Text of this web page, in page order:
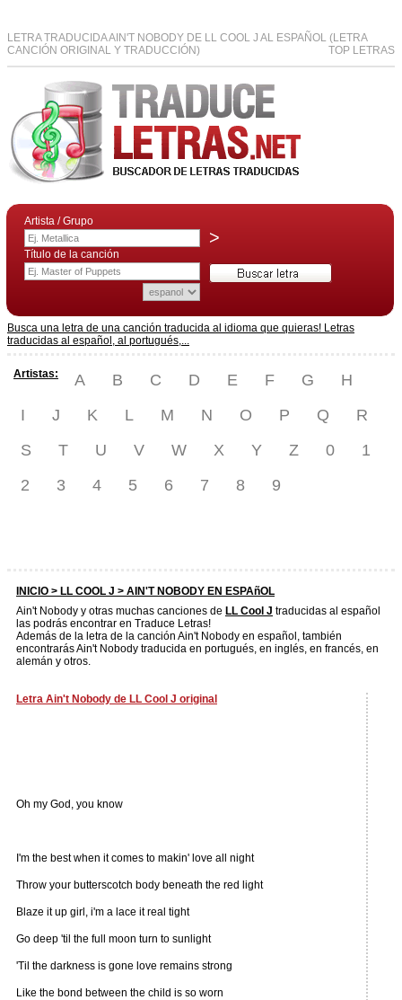
LETRA TRADUCIDA AIN'T NOBODY DE LL COOL J AL ESPAÑOL (LETRA
CANCIÓN ORIGINAL Y TRADUCCIÓN)
TOP LETRAS
Artista / Grupo
>
Título de la canción
Busca una letra de una canción traducida al idioma que quieras! Letras
traducidas al español, al portugués,...
Artistas: A B C D E F G
H
I
J K L M N O P Q
R
S
T U V W X Y Z 0
1
2
3 4 5 6 7 8 9
INICIO > LL COOL J > AIN'T NOBODY EN ESPAñOL
Ain't Nobody y otras muchas canciones de LL Cool J traducidas al español
las podrás encontrar en Traduce Letras!
Además de la letra de la canción Ain't Nobody en español, también
encontrarás Ain't Nobody traducida en portugués, en inglés, en francés, en
alemán y otros.
Letra Ain't Nobody de LL Cool J original
Oh my God, you know
I'm the best when it comes to makin' love all night
Throw your butterscotch body beneath the red light
Blaze it up girl, i'm a lace it real tight
Go deep 'til the full moon turn to sunlight
'Til the darkness is gone love remains strong
Like the bond between the child is so worn